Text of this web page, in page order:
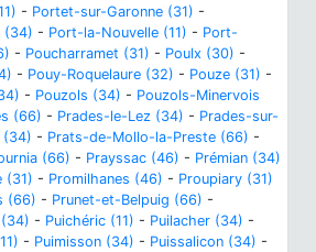
- Portet-sur-Garonne (31) -
(34) - Port-la-Nouvelle (11) - Port-
- Poucharramet (31) - Poulx (30) -
- Pouy-Roquelaure (32) - Pouze (31) -
- Pouzols (34) - Pouzols-Minervois
(66) - Prades-le-Lez (34) - Prades-sur-
(34) - Prats-de-Mollo-la-Preste (66) -
(66) - Prayssac (46) - Prémian (34)
(31) - Promilhanes (46) - Proupiary (31)
(66) - Prunet-et-Belpuig (66) -
- Puichéric (11) - Puilacher (34) -
- Puimisson (34) - Puissalicon (34) -